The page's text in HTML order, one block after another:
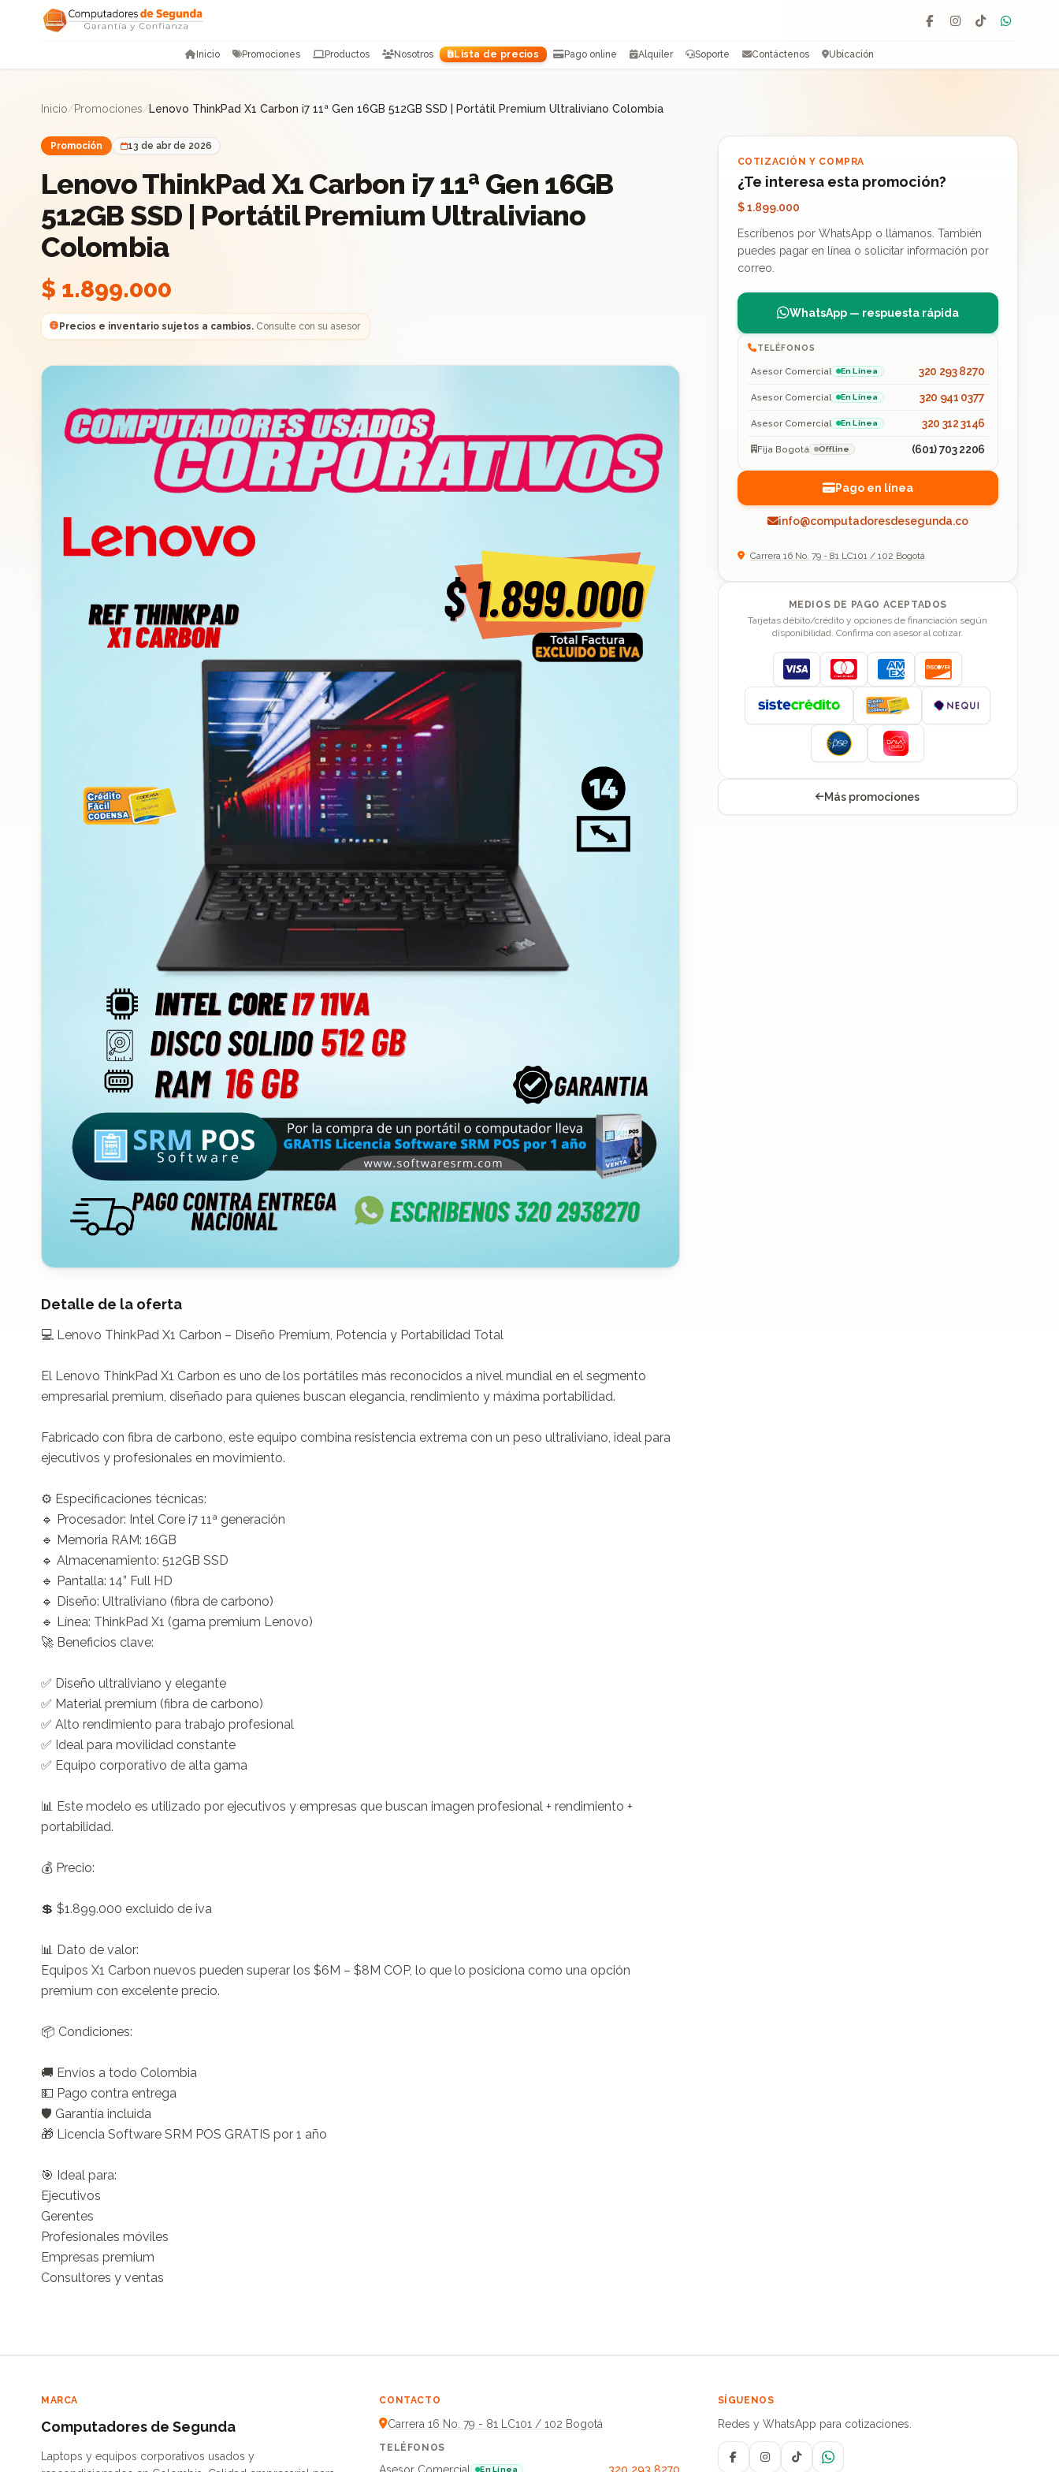
Saltar al contenido
Facebook
Instagram
TikTok
Inicio Promociones Productos Nosotros Lista de precios Pago online Alquiler Soporte Contáctenos Ubicación
Inicio/Promociones/Lenovo ThinkPad X1 Carbon i7 11ª Gen 16GB 512GB SSD | Portátil Premium Ultraliviano Colombia
Promoción 13 de abr de 2026
Lenovo ThinkPad X1 Carbon i7 11ª Gen 16GB
512GB SSD | Portátil Premium Ultraliviano
Colombia
$ 1.899.000
Precios e inventario sujetos a cambios.Consulte con su asesor
Detalle de la oferta
💻 Lenovo ThinkPad X1 Carbon – Diseño Premium, Potencia y Portabilidad Total
El Lenovo ThinkPad X1 Carbon es uno de los portátiles más reconocidos a nivel mundial en el segmento
empresarial premium, diseñado para quienes buscan elegancia, rendimiento y máxima portabilidad.
Fabricado con fibra de carbono, este equipo combina resistencia extrema con un peso ultraliviano, ideal para
ejecutivos y profesionales en movimiento.
⚙️ Especificaciones técnicas:
🔹 Procesador: Intel Core i7 11ª generación
🔹 Memoria RAM: 16GB
🔹 Almacenamiento: 512GB SSD
🔹 Pantalla: 14” Full HD
🔹 Diseño: Ultraliviano (fibra de carbono)
🔹 Línea: ThinkPad X1 (gama premium Lenovo)
🚀 Beneficios clave:
✅ Diseño ultraliviano y elegante
✅ Material premium (fibra de carbono)
✅ Alto rendimiento para trabajo profesional
✅ Ideal para movilidad constante
✅ Equipo corporativo de alta gama
📊 Este modelo es utilizado por ejecutivos y empresas que buscan imagen profesional + rendimiento +
portabilidad.
💰 Precio:
💲 $1.899.000 excluido de iva
📊 Dato de valor:
Equipos X1 Carbon nuevos pueden superar los $6M – $8M COP, lo que lo posiciona como una opción
premium con excelente precio.
📦 Condiciones:
🚚 Envíos a todo Colombia
💵 Pago contra entrega
🛡️ Garantía incluida
🎁 Licencia Software SRM POS GRATIS por 1 año
🎯 Ideal para:
Ejecutivos
Gerentes
Profesionales móviles
Empresas premium
Consultores y ventas
COTIZACIÓN Y COMPRA
¿Te interesa esta promoción?
$ 1.899.000
Escríbenos por WhatsApp o llámanos. También
puedes pagar en línea o solicitar información por
correo.
WhatsApp — respuesta rápida
TELÉFONOS
Asesor Comercial En Línea 320 293 8270
Asesor Comercial En Línea 320 941 0377
Asesor Comercial En Línea 320 312 3146
Fija Bogotá Offline (601) 703 2206
Pago en línea
info@computadoresdesegunda.co
Carrera 16 No. 79 - 81 LC101 / 102 Bogotá
MEDIOS DE PAGO ACEPTADOS
Tarjetas débito/crédito y opciones de financiación según
disponibilidad. Confirma con asesor al cotizar.
Visa MastercardAmerican Express
Discover
Más promociones
MARCA
Computadores de Segunda
Laptops y equipos corporativos usados y
CONTACTO
Carrera 16 No. 79 - 81 LC101 / 102 Bogotá
TELÉFONOS
En Línea
SÍGUENOS
Redes y WhatsApp para cotizaciones.
FacebookInstagramTikTokWhatsApp